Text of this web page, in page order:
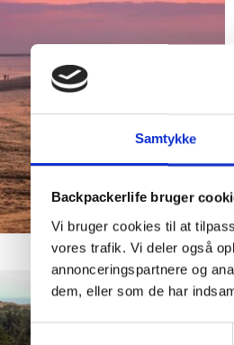
Samtykke
Backpackerlife bruger
Vi bruger cookies til at
vores trafik. Vi deler også
annonceringspartnere og
dem, eller som de har